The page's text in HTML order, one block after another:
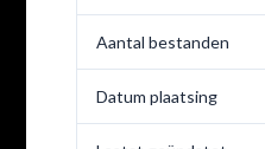
Aantal bestanden
Datum plaatsing